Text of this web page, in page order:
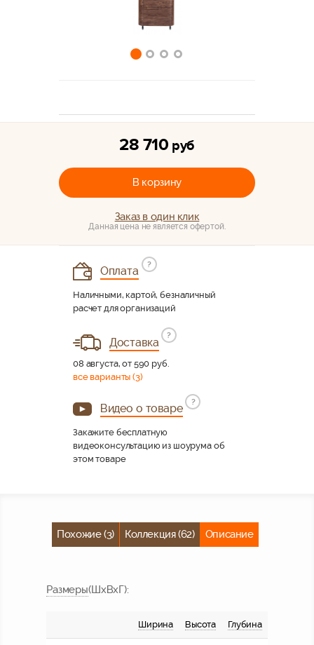
28 710 руб
В корзину
Заказ в один клик
Данная цена не является офертой.
Оплата
?
Наличными, картой, безналичный
расчет для организаций
Доставка
?
08 августа, от 590 руб.
все варианты (3)
Видео о товаре
?
Закажите бесплатную
видеоконсультацию из шоурума об
этом товаре
Похожие (3) Коллекция (62) Описание
Размеры(ШхВхГ):
Ширина Высота Глубина